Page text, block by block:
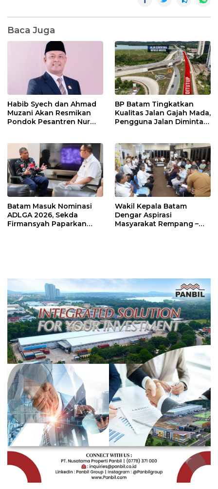
Baca Juga
Habib Syech dan Ahmad
Muzani Akan Resmikan
Pondok Pesantren Nur
BP Batam Tingkatkan
Kualitas Jalan Gajah Mada,
Pengguna Jalan Diminta
Batam Masuk Nominasi
ADLGA 2026, Sekda
Firmansyah Paparkan
Wakil Kepala Batam
Dengar Aspirasi
Masyarakat Rempang –